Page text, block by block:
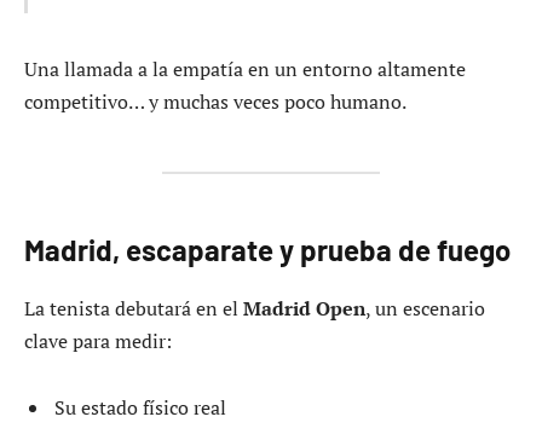
Una llamada a la empatía en un entorno altamente
competitivo… y muchas veces poco humano.
Madrid, escaparate y prueba de fuego
La tenista debutará en el Madrid Open, un escenario
clave para medir:
Su estado físico real